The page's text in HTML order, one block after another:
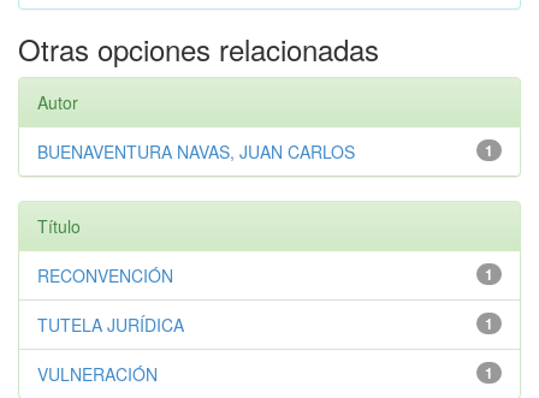
Otras opciones relacionadas
Autor
1
BUENAVENTURA NAVAS, JUAN CARLOS
Título
1
RECONVENCIÓN
1
TUTELA JURÍDICA
1
VULNERACIÓN